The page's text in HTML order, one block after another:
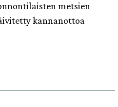
metsien
kannanottoa